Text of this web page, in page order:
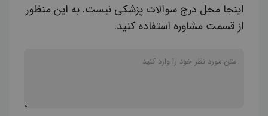
اینجا محل درج سوالات پزشکی نیست. به این منظور
از قسمت مشاوره استفاده کنید.